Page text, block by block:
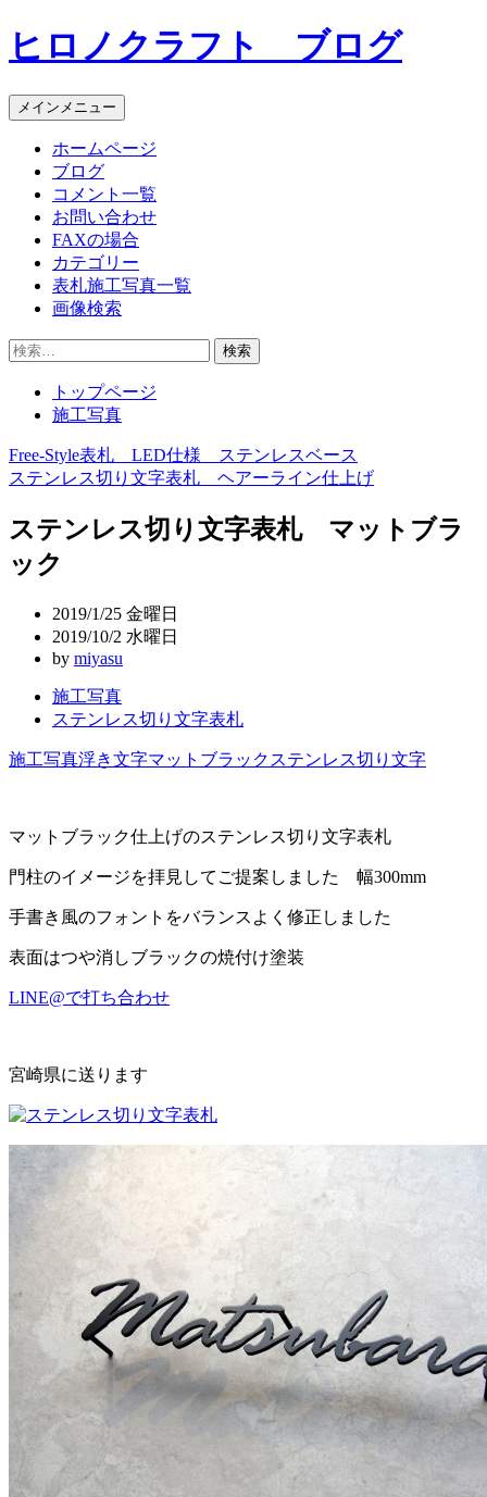
コ
ン
ン
ツ
ヒロノクラフト ブログ
メインメニュー
ホームページ
ブログ
コメント一覧
お問い合わせ
FAXの場合
カテゴリー
表札施工写真一覧
画像検索
検
トップページ
施工写真
投
稿
ナ
ビ
Free-Style表札 LED仕様 ステンレスベース
ステンレス切り文字表札 ヘアーライン仕上げ
ステンレス切り文字表札 マットブラ
ック
2019/1/25 金曜日
2019/10/2 水曜日
by miyasu
施工写真
ステンレス切り文字表札
施工写真浮き文字マットブラック ステンレス切り文字
マットブラック仕上げのステンレス切り文字表札
門柱のイメージを拝見してご提案しました 幅300mm
手書き風のフォントをバランスよく修正しました
表面はつや消しブラックの焼付け塗装
LINE@で打ち合わせ
宮崎県に送ります